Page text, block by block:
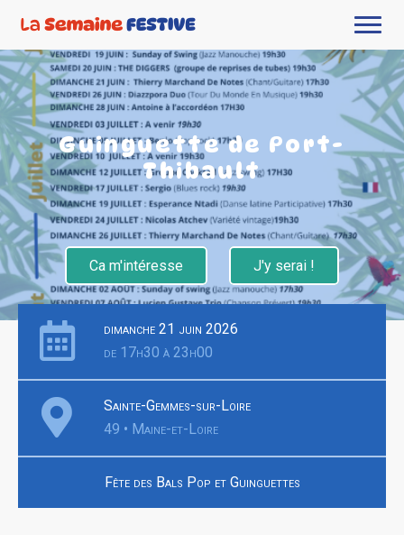
Guinguette de Port-
Thibault
Ca m'intéresse J'y serai !
dimanche 21 juin 2026
de 17h30 à 23h00
Sainte-Gemmes-sur-Loire
49 • Maine-et-Loire
Fête des Bals Pop et Guinguettes